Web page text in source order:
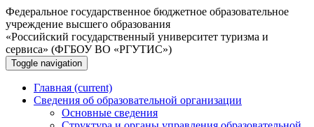
Федеральное государственное бюджетное образовательное
учреждение высшего образования
«Российский государственный университет туризма и
сервиса» (ФГБОУ ВО «РГУТИС»)
Toggle navigation
Главная (current)
Сведения об образовательной организации
Основные сведения